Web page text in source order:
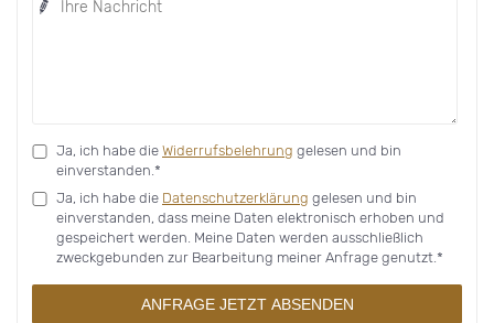
Ja, ich habe die Widerrufsbelehrung gelesen und bin
einverstanden.*
Ja, ich habe die Datenschutzerklärung gelesen und bin
einverstanden, dass meine Daten elektronisch erhoben und
gespeichert werden. Meine Daten werden ausschließlich
zweckgebunden zur Bearbeitung meiner Anfrage genutzt.*
ANFRAGE JETZT ABSENDEN